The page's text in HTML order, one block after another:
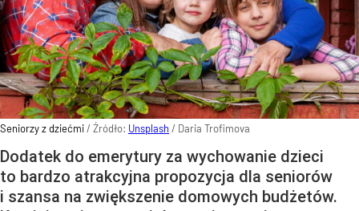
Seniorzy z dziećmi/ Źródło: Unsplash / Daria Trofimova
Dodatek do emerytury za wychowanie dzieci
to bardzo atrakcyjna propozycja dla seniorów
i szansa na zwiększenie domowych budżetów.